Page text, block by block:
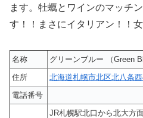
ます。牡蠣とワインのマッチ
す！！まさにイタリアン！！
名称
グリーンブルー （Green
住所
北海道札幌市北区北八条
電話番号
JR札幌駅北口から北大方